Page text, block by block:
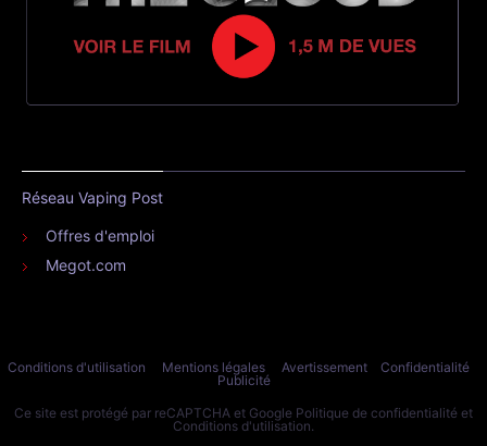
Réseau Vaping Post
Offres d'emploi
Megot.com
Conditions d'utilisation Mentions légales Avertissement
Confidentialité
Publicité
Ce site est protégé par reCAPTCHA et Google Politique de confidentialité et
Conditions d'utilisation.